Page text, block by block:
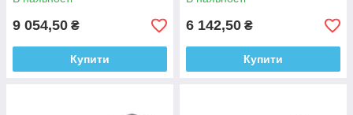
9 054,50 ₴
Купити
6 142,50 ₴
Купити